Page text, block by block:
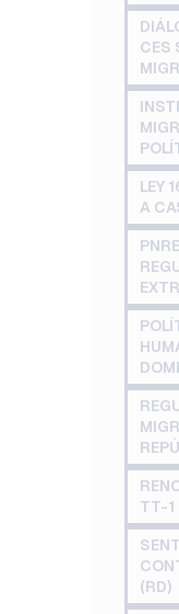
CES
LEY
A
TT-
(RD)